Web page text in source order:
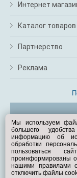
Интернет
Каталог товаров
Партнерство
Реклама
Мы используем
большего
информацию об
обработки
пользоваться
проинформированы
нашими правилами
отключить файлы